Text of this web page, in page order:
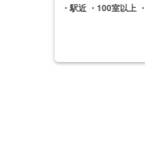
・駅近 ・100室以上